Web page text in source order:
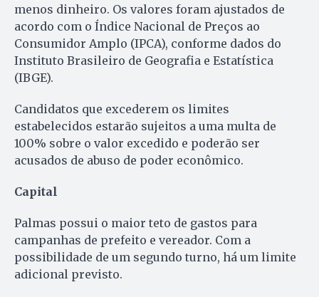
menos dinheiro. Os valores foram ajustados de
acordo com o Índice Nacional de Preços ao
Consumidor Amplo (IPCA), conforme dados do
Instituto Brasileiro de Geografia e Estatística
(IBGE).
Candidatos que excederem os limites
estabelecidos estarão sujeitos a uma multa de
100% sobre o valor excedido e poderão ser
acusados de abuso de poder econômico.
Capital
Palmas possui o maior teto de gastos para
campanhas de prefeito e vereador. Com a
possibilidade de um segundo turno, há um limite
adicional previsto.